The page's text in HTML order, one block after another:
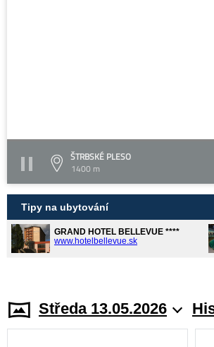
ŠTRBSKÉ PLESO
1400 m
Tipy na ubytování
GRAND HOTEL BELLEVUE ****
www.hotelbellevue.sk
Středa 13.05.2026